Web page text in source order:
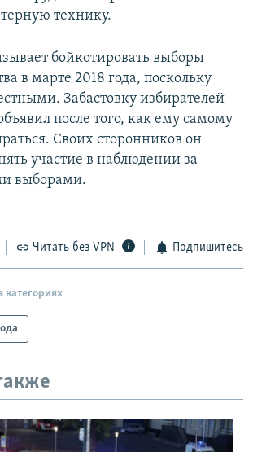
технику.
бойкотировать выборы
в марте 2018 года, поскольку
Забастовку избирателей
после того, как ему самому
Своих сторонников он
участие в наблюдении за
выборами.
Читать без VPN Подпишитесь
категориях